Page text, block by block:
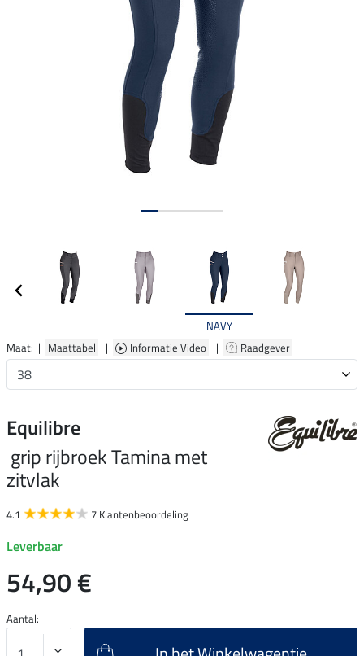
NAVY
Maat: | Maattabel | Informatie Video | Raadgever
Equilibre
grip rijbroek Tamina met
zitvlak
4.1 7 Klantenbeoordeling
Leverbaar
54,90 €
Aantal: